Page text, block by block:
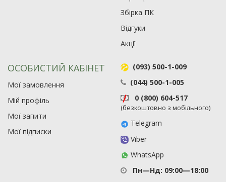
Рейтинг EXE.ua:
21
Збірка ПК
Відгуки
Акції
ОСОБИСТИЙ КАБІНЕТ
Мої замовлення
Мій профіль
Мої запити
Мої підписки
(093) 500-1-009
(044) 500-1-005
0 (800) 604-517
(безкоштовно з мобільного)
Telegram
Viber
WhatsApp
Пн—Нд: 09:00—18:00